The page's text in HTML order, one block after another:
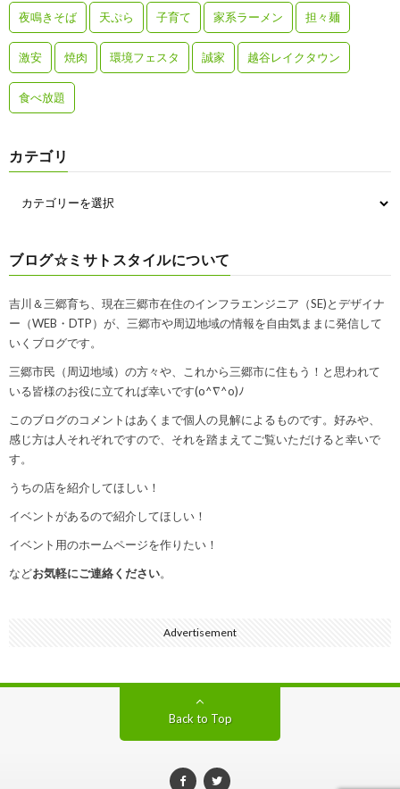
夜鳴きそば 天ぷら 子育て 家系ラーメン 担々麺
激安 焼肉 環境フェスタ 誠家 越谷レイクタウン
食べ放題
カテゴリ
ブログ☆ミサトスタイルについて
吉川＆三郷育ち、現在三郷市在住のインフラエンジニア（SE)とデザイナ
ー（WEB・DTP）が、三郷市や周辺地域の情報を自由気ままに発信して
いくブログです。
三郷市民（周辺地域）の方々や、これから三郷市に住もう！と思われて
いる皆様のお役に立てれば幸いです(o^∇^o)ﾉ
このブログのコメントはあくまで個人の見解によるものです。好みや、
感じ方は人それぞれですので、それを踏まえてご覧いただけると幸いで
す。
うちの店を紹介してほしい！
イベントがあるので紹介してほしい！
イベント用のホームページを作りたい！
などお気軽にご連絡ください。
Advertisement
Back to Top